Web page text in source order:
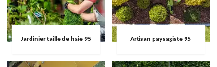
Jardinier taille de haie 95 Artisan paysagiste 95